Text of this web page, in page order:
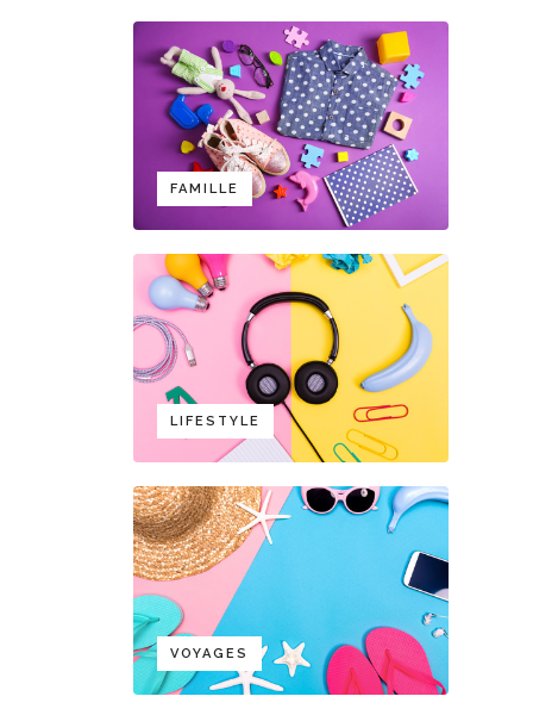
FAMILLE
LIFESTYLE
VOYAGES